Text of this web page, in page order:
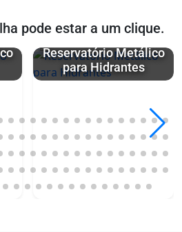
pode estar a um clique.
Reservatório Metálico
para Hidrantes